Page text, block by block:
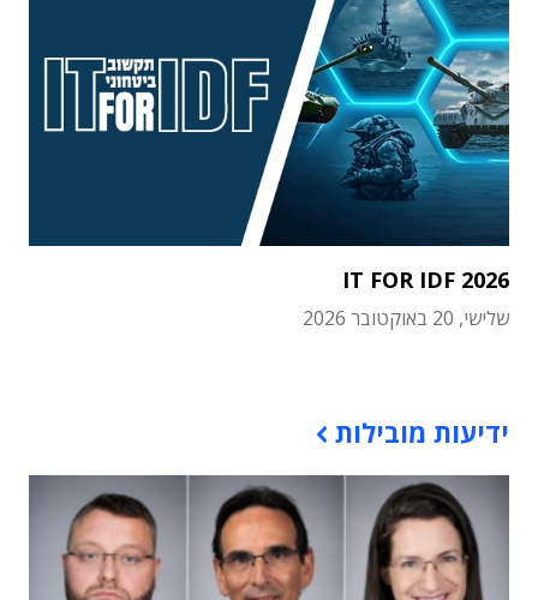
IT FOR IDF 2026
שלישי, 20 באוקטובר 2026
ידיעות מובילות